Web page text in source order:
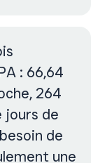
: 66,64
264
jours de
de
une